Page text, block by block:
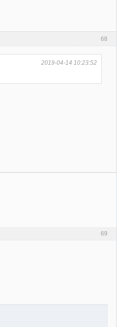
68
2019-04-14 10:23:52
69